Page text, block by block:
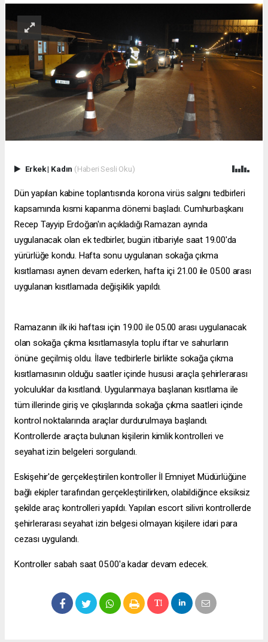
Erkek| Kadın (Haberi Sesli Oku)
Dün yapılan kabine toplantısında korona virüs salgını tedbirleri
kapsamında kısmi kapanma dönemi başladı. Cumhurbaşkanı
Recep Tayyip Erdoğan'ın açıkladığı Ramazan ayında
uygulanacak olan ek tedbirler, bugün itibariyle saat 19.00'da
yürürlüğe kondu. Hafta sonu uygulanan sokağa çıkma
kısıtlaması aynen devam ederken, hafta içi 21.00 ile 05.00 arası
uygulanan kısıtlamada değişiklik yapıldı.
Ramazanın ilk iki haftası için 19.00 ile 05.00 arası uygulanacak
olan sokağa çıkma kısıtlamasıyla toplu iftar ve sahurların
önüne geçilmiş oldu. İlave tedbirlerle birlikte sokağa çıkma
kısıtlamasının olduğu saatler içinde hususi araçla şehirlerarası
yolculuklar da kısıtlandı. Uygulanmaya başlanan kısıtlama ile
tüm illerinde giriş ve çıkışlarında sokağa çıkma saatleri içinde
kontrol noktalarında araçlar durdurulmaya başlandı.
Kontrollerde araçta bulunan kişilerin kimlik kontrolleri ve
seyahat izin belgeleri sorgulandı.
Eskişehir'de gerçekleştirilen kontroller İl Emniyet Müdürlüğüne
bağlı ekipler tarafından gerçekleştirilirken, olabildiğince eksiksiz
şekilde araç kontrolleri yapıldı. Yapılan escort silivri kontrollerde
şehirlerarası seyahat izin belgesi olmayan kişilere idari para
cezası uygulandı.
Kontroller sabah saat 05.00'a kadar devam edecek.